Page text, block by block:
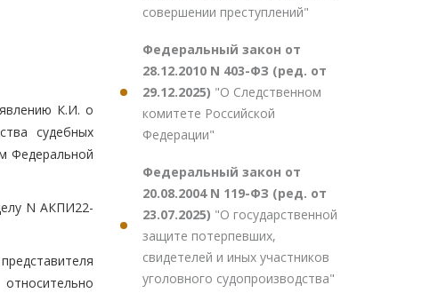
К.И. о
судебных
Федеральной
N АКПИ22-
совершении преступлений"
Федеральный закон от
28.12.2010 N 403-ФЗ (ред. от
29.12.2025) "О Следственном
комитете Российской
Федерации"
Федеральный закон от
20.08.2004 N 119-ФЗ (ред. от
23.07.2025) "О государственной
защите потерпевших,
свидетелей и иных участников
уголовного судопроизводства"